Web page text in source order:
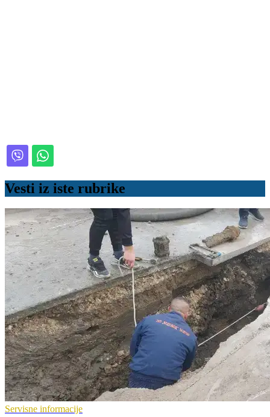
Vesti iz iste rubrike
Servisne informacije